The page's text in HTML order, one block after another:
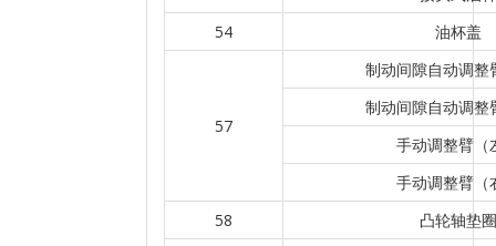
54
油杯盖
57
制动间隙自动调整
制动间隙自动调整
手动调整臂（
手动调整臂（
58
凸轮轴垫圈